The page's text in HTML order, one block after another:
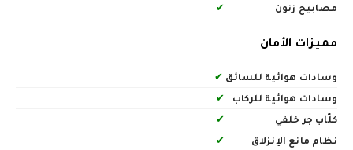
مصابيح زنون
✔
مميزات الأمان
وسادات هوائية للسائق ✔
وسادات هوائية للركاب
✔
كلّاب جر خلفي
✔
نظام مانع الإنزلاق
✔